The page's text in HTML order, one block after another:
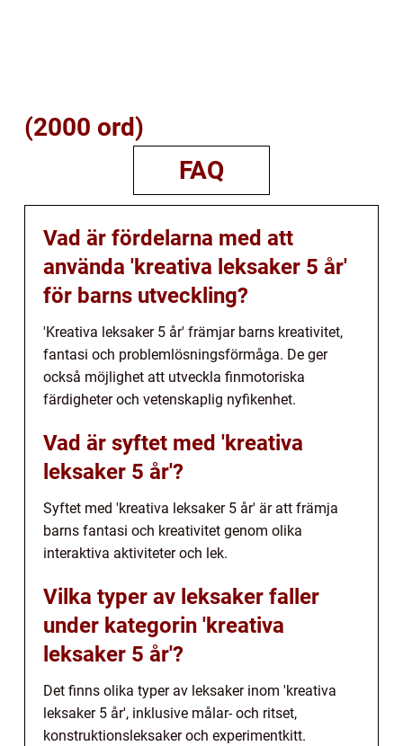
(2000 ord)
FAQ
Vad är fördelarna med att
använda 'kreativa leksaker 5 år'
för barns utveckling?
'Kreativa leksaker 5 år' främjar barns kreativitet,
fantasi och problemlösningsförmåga. De ger
också möjlighet att utveckla finmotoriska
färdigheter och vetenskaplig nyfikenhet.
Vad är syftet med 'kreativa
leksaker 5 år'?
Syftet med 'kreativa leksaker 5 år' är att främja
barns fantasi och kreativitet genom olika
interaktiva aktiviteter och lek.
Vilka typer av leksaker faller
under kategorin 'kreativa
leksaker 5 år'?
Det finns olika typer av leksaker inom 'kreativa
leksaker 5 år', inklusive målar- och ritset,
konstruktionsleksaker och experimentkitt.